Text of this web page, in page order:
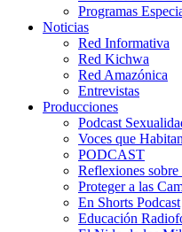
Programas
Noticias
Red Informativa
Red Kichwa
Red Amazónica
Entrevistas
Producciones
Podcast
Voces que Habitan
PODCAST
Reflexiones
Proteger a las
En Shorts Podcast
Educación